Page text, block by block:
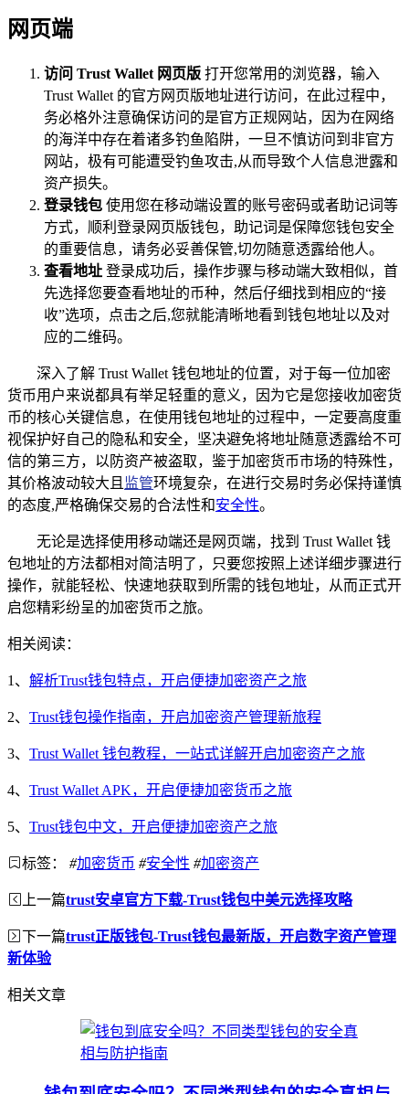
网页端
访问 Trust Wallet 网页版 打开您常用的浏览器，输入
Trust Wallet 的官方网页版地址进行访问，在此过程中，
务必格外注意确保访问的是官方正规网站，因为在网络
的海洋中存在着诸多钓鱼陷阱，一旦不慎访问到非官方
网站，极有可能遭受钓鱼攻击,从而导致个人信息泄露和
资产损失。
登录钱包 使用您在移动端设置的账号密码或者助记词等
方式，顺利登录网页版钱包，助记词是保障您钱包安全
的重要信息，请务必妥善保管,切勿随意透露给他人。
查看地址 登录成功后，操作步骤与移动端大致相似，首
先选择您要查看地址的币种，然后仔细找到相应的“接
收”选项，点击之后,您就能清晰地看到钱包地址以及对
应的二维码。
深入了解 Trust Wallet 钱包地址的位置，对于每一位加密
货币用户来说都具有举足轻重的意义，因为它是您接收加密货
币的核心关键信息，在使用钱包地址的过程中，一定要高度重
视保护好自己的隐私和安全，坚决避免将地址随意透露给不可
信的第三方，以防资产被盗取，鉴于加密货币市场的特殊性，
其价格波动较大且 监管环境复杂，在进行交易时务必保持谨慎
的态度,严格确保交易的合法性和安全性。
无论是选择使用移动端还是网页端，找到 Trust Wallet 钱
包地址的方法都相对简洁明了，只要您按照上述详细步骤进行
操作，就能轻松、快速地获取到所需的钱包地址，从而正式开
启您精彩纷呈的加密货币之旅。
相关阅读：
1、 解析Trust钱包特点，开启便捷加密资产之旅
2、 Trust钱包操作指南，开启加密资产管理新旅程
3、 Trust Wallet 钱包教程，一站式详解开启加密资产之旅
4、 Trust Wallet APK，开启便捷加密货币之旅
5、 Trust钱包中文，开启便捷加密资产之旅
标签： #加密货币 #安全性 #加密资产
上一篇trust安卓官方下载-Trust钱包中美元选择攻略
下一篇trust正版钱包-Trust钱包最新版，开启数字资产管理
新体验
相关文章